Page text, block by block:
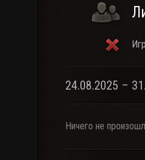
24.08.2025 –
Ничего не